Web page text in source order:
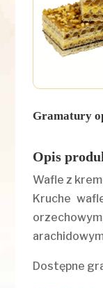
Gramatury
Opis
Wafle z
Kruche
Dostępne